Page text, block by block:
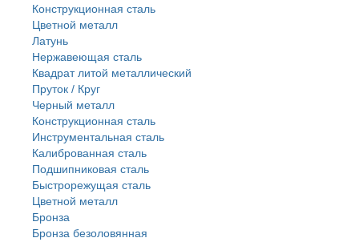
Конструкционная сталь
Цветной металл
Латунь
Нержавеющая сталь
Квадрат литой металлический
Пруток / Круг
Черный металл
Конструкционная сталь
Инструментальная сталь
Калиброванная сталь
Подшипниковая сталь
Быстрорежущая сталь
Цветной металл
Бронза
Бронза безоловянная